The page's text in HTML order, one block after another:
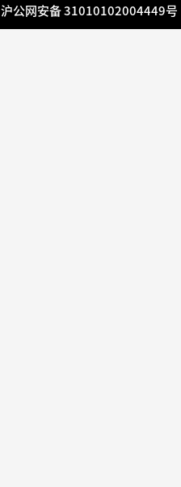
沪公网安备 31010102004449号